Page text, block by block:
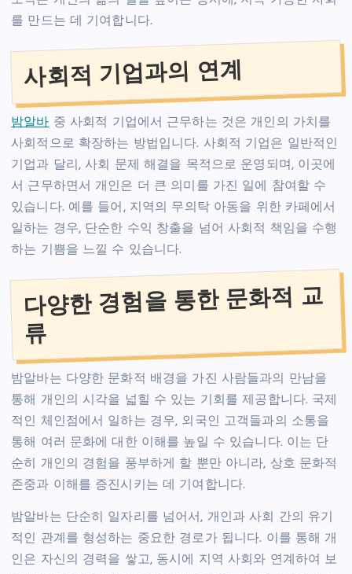
를 만드는 데 기여합니다.
사회적 기업과의 연계
밤알바 중 사회적 기업에서 근무하는 것은 개인의 가치를
사회적으로 확장하는 방법입니다. 사회적 기업은 일반적인
기업과 달리, 사회 문제 해결을 목적으로 운영되며, 이곳에
서 근무하면서 개인은 더 큰 의미를 가진 일에 참여할 수
있습니다. 예를 들어, 지역의 무의탁 아동을 위한 카페에서
일하는 경우, 단순한 수익 창출을 넘어 사회적 책임을 수행
하는 기쁨을 느낄 수 있습니다.
다양한 경험을 통한 문화적 교
류
밤알바는 다양한 문화적 배경을 가진 사람들과의 만남을
통해 개인의 시각을 넓힐 수 있는 기회를 제공합니다. 국제
적인 체인점에서 일하는 경우, 외국인 고객들과의 소통을
통해 여러 문화에 대한 이해를 높일 수 있습니다. 이는 단
순히 개인의 경험을 풍부하게 할 뿐만 아니라, 상호 문화적
존중과 이해를 증진시키는 데 기여합니다.
밤알바는 단순히 일자리를 넘어서, 개인과 사회 간의 유기
적인 관계를 형성하는 중요한 경로가 됩니다. 이를 통해 개
인은 자신의 경력을 쌓고, 동시에 지역 사회와 연계하여 보